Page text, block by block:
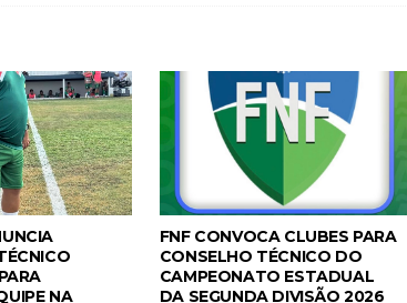
NA
FNF CONVOCA CLUBES PARA
CONSELHO TÉCNICO DO
CAMPEONATO ESTADUAL
DA SEGUNDA DIVISÃO 2026